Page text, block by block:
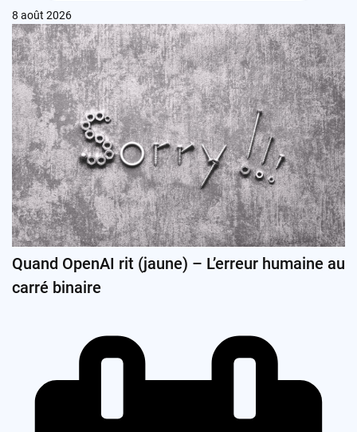
8 août 2026
Quand OpenAI rit (jaune) – L’erreur humaine au
carré binaire